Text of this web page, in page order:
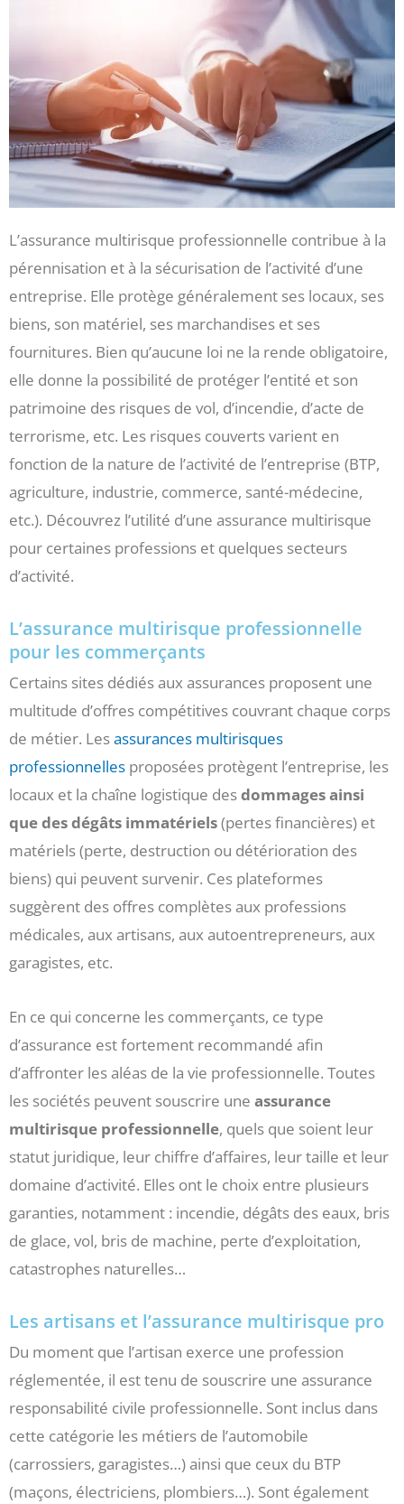
L’assurance multirisque professionnelle contribue à la
pérennisation et à la sécurisation de l’activité d’une
entreprise. Elle protège généralement ses locaux, ses
biens, son matériel, ses marchandises et ses
fournitures. Bien qu’aucune loi ne la rende obligatoire,
elle donne la possibilité de protéger l’entité et son
patrimoine des risques de vol, d’incendie, d’acte de
terrorisme, etc. Les risques couverts varient en
fonction de la nature de l’activité de l’entreprise (BTP,
agriculture, industrie, commerce, santé-médecine,
etc.). Découvrez l’utilité d’une assurance multirisque
pour certaines professions et quelques secteurs
d’activité.
L’assurance multirisque professionnelle
pour les commerçants
Certains sites dédiés aux assurances proposent une
multitude d’offres compétitives couvrant chaque corps
de métier. Lesassurances multirisques
professionnelles proposées protègent l’entreprise, les
locaux et la chaîne logistique desdommages ainsi
que des dégâts immatériels(pertes financières) et
matériels (perte, destruction ou détérioration des
biens) qui peuvent survenir. Ces plateformes
suggèrent des offres complètes aux professions
médicales, aux artisans, aux autoentrepreneurs, aux
garagistes, etc.
En ce qui concerne les commerçants, ce type
d’assurance est fortement recommandé afin
d’affronter les aléas de la vie professionnelle. Toutes
les sociétés peuvent souscrire une assurance
multirisque professionnelle, quels que soient leur
statut juridique, leur chiffre d’affaires, leur taille et leur
domaine d’activité. Elles ont le choix entre plusieurs
garanties, notamment : incendie, dégâts des eaux, bris
de glace, vol, bris de machine, perte d’exploitation,
catastrophes naturelles…
Les artisans et l’assurance multirisque pro
Du moment que l’artisan exerce une profession
réglementée, il est tenu de souscrire une assurance
responsabilité civile professionnelle. Sont inclus dans
cette catégorie les métiers de l’automobile
(carrossiers, garagistes…) ainsi que ceux du BTP
(maçons, électriciens, plombiers…). Sont également